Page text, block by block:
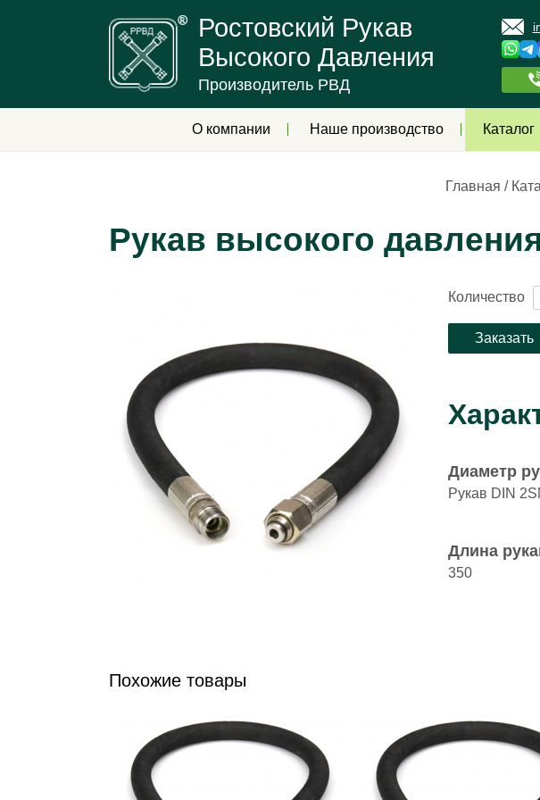
Ростовский Рукав
Высокого Давления
Производитель РВД
О компании Наше производство Каталог
Главная /
Рукав высокого
Количество
Диаметр
Рукав DIN
Длина
350
Похожие товары